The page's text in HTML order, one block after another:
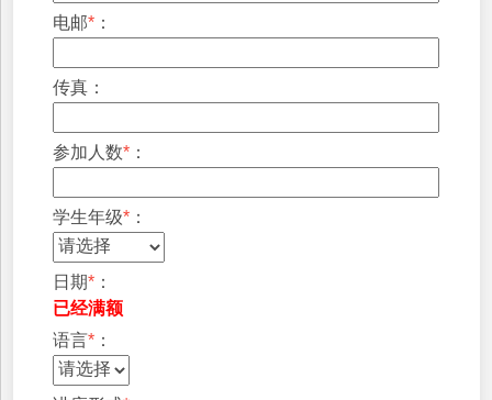
电邮* ：
传真：
参加人数* ：
学生年级* ：
日期* ：
已经满额
语言* ：